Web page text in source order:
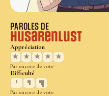
PAROLES DE
Husarenlust
Appréciation
★
★ ★ ★ ★
Pas encore de vote
Difficulté
Pas encore de vote